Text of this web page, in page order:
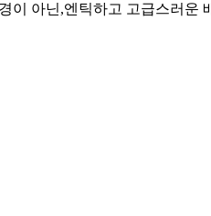
아닌,엔틱하고 고급스러